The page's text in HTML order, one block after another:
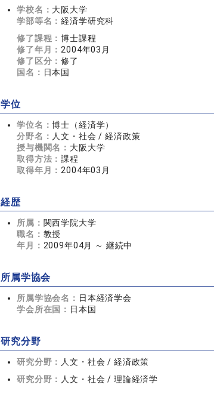
学校名： 大阪大学
学部等名：経済学研究科
修了課程：博士課程
修了年月： 2004年03月
修了区分：修了
国名： 日本国
学位
学位名：博士（経済学）
分野名： 人文・社会 / 経済政策
授与機関名： 大阪大学
取得方法：課程
取得年月： 2004年03月
経歴
所属： 関西学院大学
職名： 教授
年月： 2009年04月 ～ 継続中
所属学協会
所属学協会名： 日本経済学会
学会所在国： 日本国
研究分野
研究分野： 人文・社会 / 経済政策
研究分野： 人文・社会 / 理論経済学